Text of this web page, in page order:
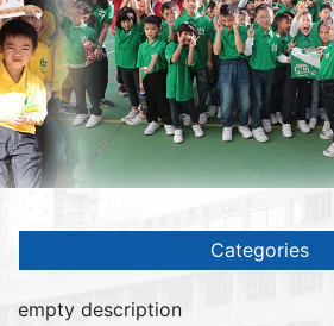
Categories
empty description